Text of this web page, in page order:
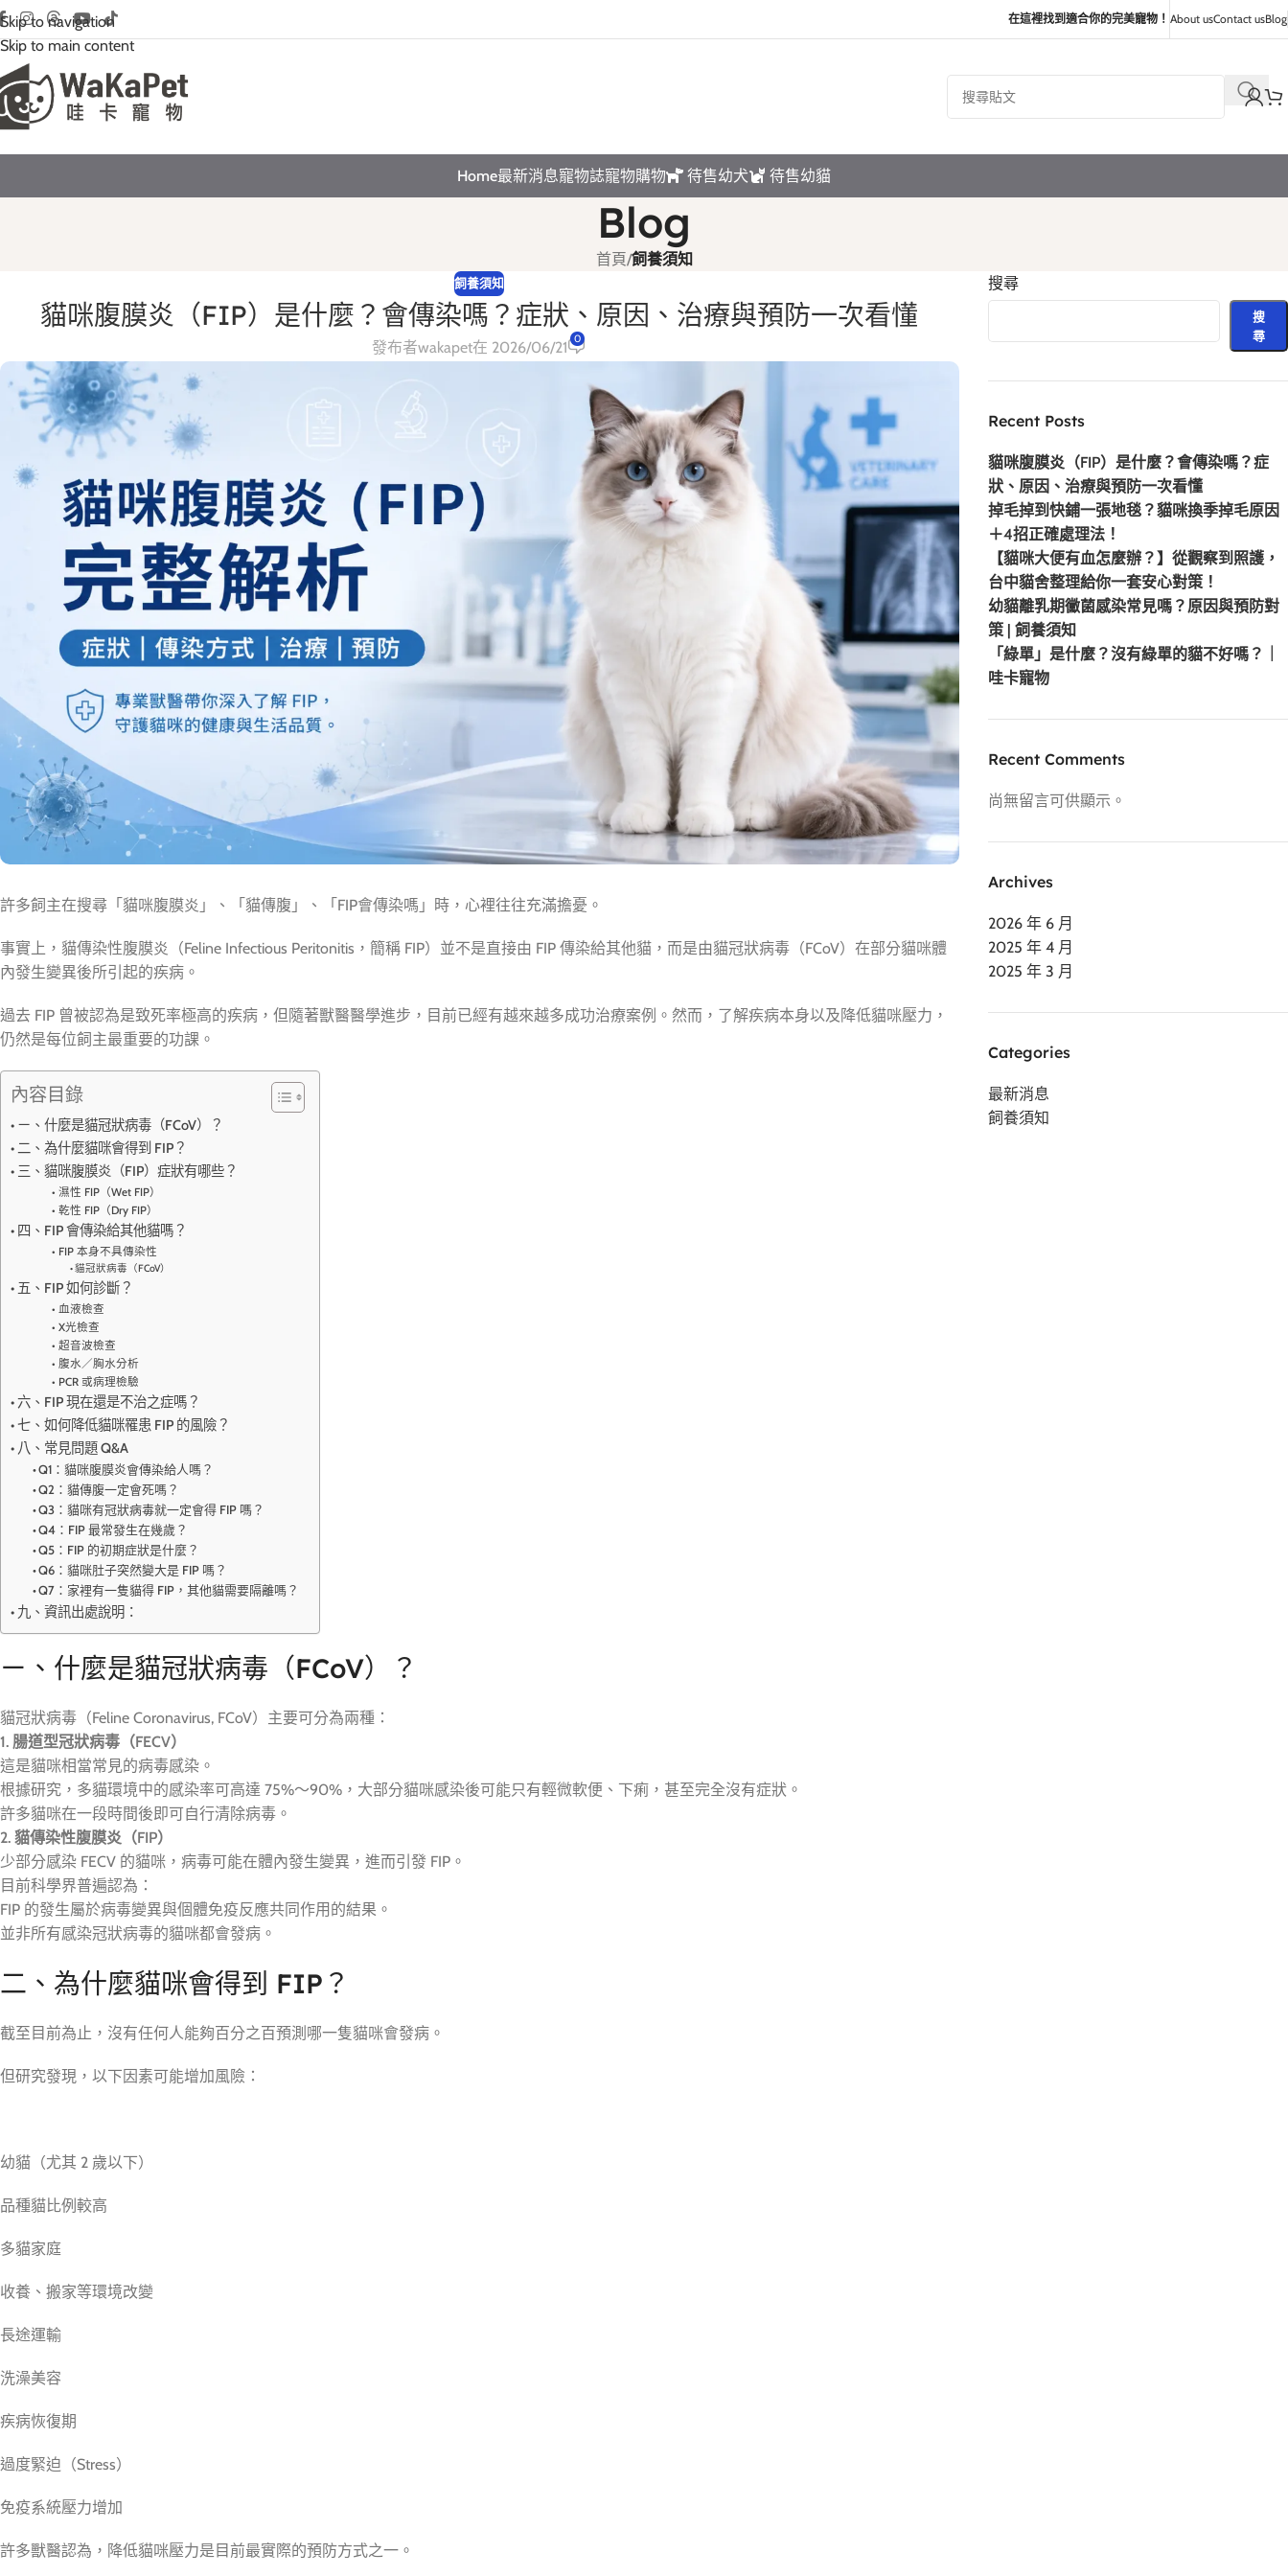
Skip to navigation
Skip to main content
在這裡找到適合你的完美寵物！ About usContact usBlog
Home最新消息寵物誌寵物購物 待售幼犬 待售幼貓
Blog
首頁/飼養須知
飼養須知
貓咪腹膜炎（FIP）是什麼？會傳染嗎？症狀、原因、治療與預防一次看懂
發布者wakapet在 2026/06/21 0
許多飼主在搜尋「貓咪腹膜炎」、「貓傳腹」、「FIP會傳染嗎」時，心裡往往充滿擔憂。
事實上，貓傳染性腹膜炎（Feline Infectious Peritonitis，簡稱 FIP）並不是直接由 FIP 傳染給其他貓，而是由貓冠狀病毒（FCoV）在部分貓咪體
內發生變異後所引起的疾病。
過去 FIP 曾被認為是致死率極高的疾病，但隨著獸醫醫學進步，目前已經有越來越多成功治療案例。然而，了解疾病本身以及降低貓咪壓力，
仍然是每位飼主最重要的功課。
內容目錄
ㄧ、什麼是貓冠狀病毒（FCoV）？
二、為什麼貓咪會得到 FIP？
三、貓咪腹膜炎（FIP）症狀有哪些？
濕性 FIP（Wet FIP）
乾性 FIP（Dry FIP）
四、FIP 會傳染給其他貓嗎？
FIP 本身不具傳染性
貓冠狀病毒（FCoV）
五、FIP 如何診斷？
血液檢查
X光檢查
超音波檢查
腹水／胸水分析
PCR 或病理檢驗
六、FIP 現在還是不治之症嗎？
七、如何降低貓咪罹患 FIP 的風險？
八、常見問題 Q&A
Q1：貓咪腹膜炎會傳染給人嗎？
Q2：貓傳腹一定會死嗎？
Q3：貓咪有冠狀病毒就一定會得 FIP 嗎？
Q4：FIP 最常發生在幾歲？
Q5：FIP 的初期症狀是什麼？
Q6：貓咪肚子突然變大是 FIP 嗎？
Q7：家裡有一隻貓得 FIP，其他貓需要隔離嗎？
九、資訊出處說明：
ㄧ、 什麼是貓冠狀病毒（FCoV）？
貓冠狀病毒（Feline Coronavirus, FCoV）主要可分為兩種：
1. 腸道型冠狀病毒（FECV）
這是貓咪相當常見的病毒感染。
根據研究，多貓環境中的感染率可高達 75%～90%，大部分貓咪感染後可能只有輕微軟便、下痢，甚至完全沒有症狀。
許多貓咪在一段時間後即可自行清除病毒。
2. 貓傳染性腹膜炎（FIP）
少部分感染 FECV 的貓咪，病毒可能在體內發生變異，進而引發 FIP。
目前科學界普遍認為：
FIP 的發生屬於病毒變異與個體免疫反應共同作用的結果。
並非所有感染冠狀病毒的貓咪都會發病。
二、為什麼貓咪會得到 FIP？
截至目前為止，沒有任何人能夠百分之百預測哪一隻貓咪會發病。
但研究發現，以下因素可能增加風險：
幼貓（尤其 2 歲以下）
品種貓比例較高
多貓家庭
收養、搬家等環境改變
長途運輸
洗澡美容
疾病恢復期
過度緊迫（Stress）
免疫系統壓力增加
許多獸醫認為，降低貓咪壓力是目前最實際的預防方式之一。
搜尋
搜
尋
Recent Posts
貓咪腹膜炎（FIP）是什麼？會傳染嗎？症
狀、原因、治療與預防一次看懂
掉毛掉到快鋪一張地毯？貓咪換季掉毛原因
＋4招正確處理法！
【貓咪大便有血怎麼辦？】從觀察到照護，
台中貓舍整理給你一套安心對策！
幼貓離乳期黴菌感染常見嗎？原因與預防對
策 | 飼養須知
「綠單」是什麼？沒有綠單的貓不好嗎？｜
哇卡寵物
Recent Comments
尚無留言可供顯示。
Archives
2026 年 6 月
2025 年 4 月
2025 年 3 月
Categories
最新消息
飼養須知